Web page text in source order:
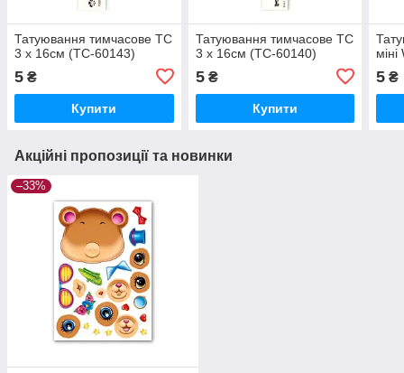
Татуювання тимчасове TC
3 х 16см (TC-60143)
5 ₴
Купити
Татуювання тимчасове TC
3 х 16см (TC-60140)
5₴
Купити
5 ₴
Акційні пропозиції та новинки
–33%